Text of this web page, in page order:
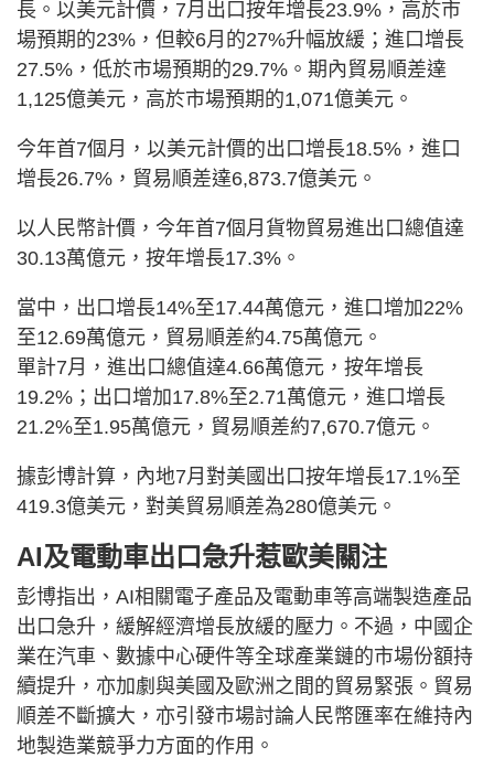
長。以美元計價，7月出口按年增長23.9%，高於市
場預期的23%，但較6月的27%升幅放緩；進口增長
27.5%，低於市場預期的29.7%。期內貿易順差達
1,125億美元，高於市場預期的1,071億美元。
今年首7個月，以美元計價的出口增長18.5%，進口
增長26.7%，貿易順差達6,873.7億美元。
以人民幣計價，今年首7個月貨物貿易進出口總值達
30.13萬億元，按年增長17.3%。
當中，出口增長14%至17.44萬億元，進口增加22%
至12.69萬億元，貿易順差約4.75萬億元。
單計7月，進出口總值達4.66萬億元，按年增長
19.2%；出口增加17.8%至2.71萬億元，進口增長
21.2%至1.95萬億元，貿易順差約7,670.7億元。
據彭博計算，內地7月對美國出口按年增長17.1%至
419.3億美元，對美貿易順差為280億美元。
AI及電動車出口急升惹歐美關注
彭博指出，AI相關電子產品及電動車等高端製造產品
出口急升，緩解經濟增長放緩的壓力。不過，中國企
業在汽車、數據中心硬件等全球產業鏈的市場份額持
續提升，亦加劇與美國及歐洲之間的貿易緊張。貿易
順差不斷擴大，亦引發市場討論人民幣匯率在維持內
地製造業競爭力方面的作用。